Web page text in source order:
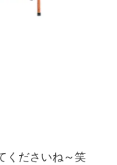
くださいね～笑